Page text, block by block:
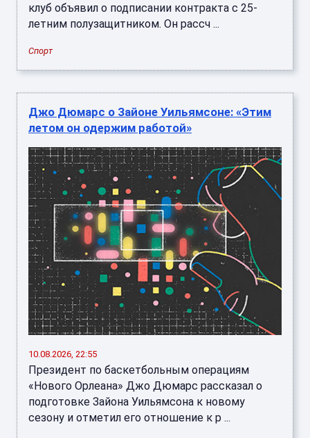
клуб объявил о подписании контракта с 25-
летним полузащитником. Он рассч ...
Спорт
Джо Дюмарс о Зайоне Уильямсоне: «Этим
летом он одержим работой»
10.08.2026, 22:55
Президент по баскетбольным операциям
«Нового Орлеана» Джо Дюмарс рассказал о
подготовке Зайона Уильямсона к новому
сезону и отметил его отношение к р ...